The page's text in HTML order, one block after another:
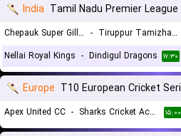
India Tamil Nadu Premier League
Chepauk Super Gillies - Tiruppur Tamizhans
Nellai Royal Kings - Dindigul Dragons ۱۷:۳۰
Europe T10 European Cricket Series
Apex United CC - Sharks Cricket Academy ۱۵:۰۰